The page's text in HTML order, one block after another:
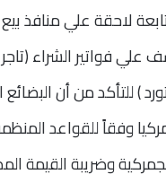
لاحقة علي منافذ بيع
فواتير الشراء (تاجر
) للتأكد من أن
وفقاً للقواعد
وضريبة القيمة